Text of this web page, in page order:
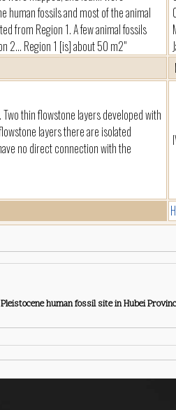
human fossils and most of the animal
from Region 1. A few animal fossils
2... Region 1 [is] about 50 m2"
Two thin flowstone layers developed with
layers there are isolated
no direct connection with the
human fossil site in Hubei